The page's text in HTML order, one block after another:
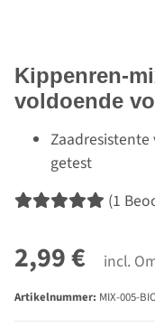
Kippenren-
voldoende
getest
(1
2,99 € incl.
Artikelnummer: MIX-005-